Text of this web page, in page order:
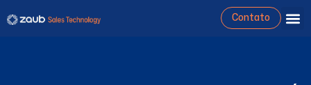
Contato